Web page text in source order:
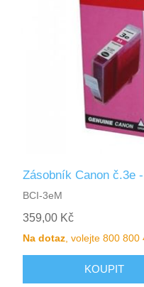
Zásobník Canon č.3e
BCI-3eM
359,00 Kč
Na dotaz , volejte 800 800